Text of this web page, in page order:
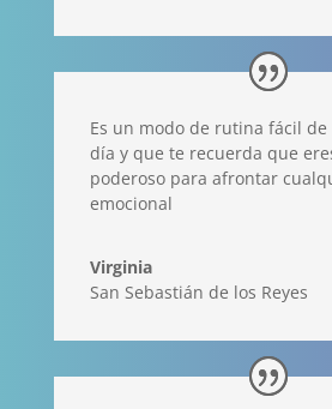
Es un modo de rutina fácil
día y que te recuerda que
poderoso para afrontar
emocional
Virginia
San Sebastián de los Reyes